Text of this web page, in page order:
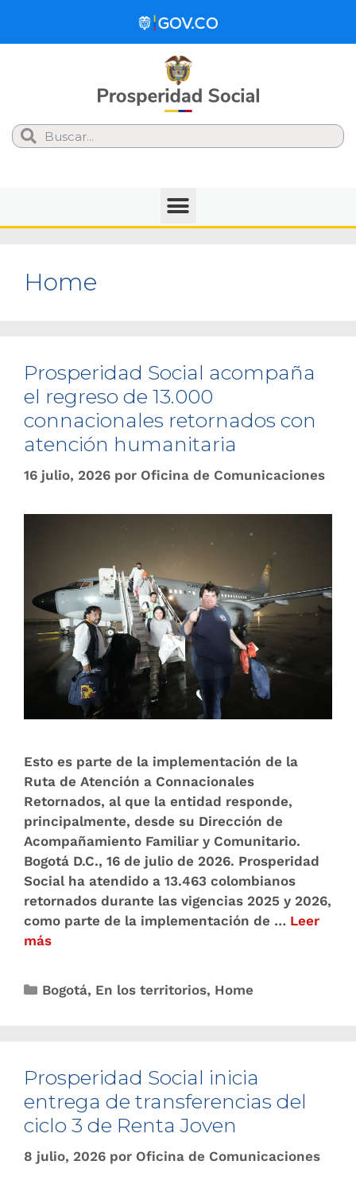
Search
Home
Prosperidad Social acompaña
el regreso de 13.000
connacionales retornados con
atención humanitaria
16 julio, 2026 por Oficina de Comunicaciones
Esto es parte de la implementación de la
Ruta de Atención a Connacionales
Retornados, al que la entidad responde,
principalmente, desde su Dirección de
Acompañamiento Familiar y Comunitario.
Bogotá D.C., 16 de julio de 2026. Prosperidad
Social ha atendido a 13.463 colombianos
retornados durante las vigencias 2025 y 2026,
como parte de la implementación de … Leer
más
Bogotá, En los territorios, Home
Prosperidad Social inicia
entrega de transferencias del
ciclo 3 de Renta Joven
8 julio, 2026 por Oficina de Comunicaciones